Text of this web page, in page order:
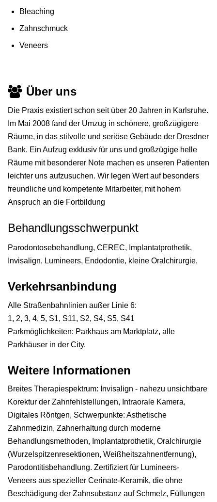
Bleaching
Zahnschmuck
Veneers
Über uns
Die Praxis existiert schon seit über 20 Jahren in Karlsruhe.
Im Mai 2008 fand der Umzug in schönere, großzügigere
Räume, in das stilvolle und seriöse Gebäude der Dresdner
Bank. Ein Aufzug exklusiv für uns und großzügige helle
Räume mit besonderer Note machen es unseren Patienten
leichter uns aufzusuchen. Wir legen Wert auf besonders
freundliche und kompetente Mitarbeiter, mit hohem
Anspruch an die Fortbildung
Behandlungsschwerpunkt
Parodontosebehandlung, CEREC, Implantatprothetik,
Invisalign, Lumineers, Endodontie, kleine Oralchirurgie,
Verkehrsanbindung
Alle Straßenbahnlinien außer Linie 6:
1, 2, 3, 4, 5, S1, S11, S2, S4, S5, S41
Parkmöglichkeiten: Parkhaus am Marktplatz, alle
Parkhäuser in der City.
Weitere Informationen
Breites Therapiespektrum: Invisalign - nahezu unsichtbare
Korektur der Zahnfehlstellungen, Intraorale Kamera,
Digitales Röntgen, Schwerpunkte: Asthetische
Zahnmedizin, Zahnerhaltung durch moderne
Behandlungsmethoden, Implantatprothetik, Oralchirurgie
(Wurzelspitzenresektionen, Weißheitszahnentfernung),
Parodontitisbehandlung. Zertifiziert für Lumineers-
Veneers aus spezieller Cerinate-Keramik, die ohne
Beschädigung der Zahnsubstanz auf Schmelz, Füllungen